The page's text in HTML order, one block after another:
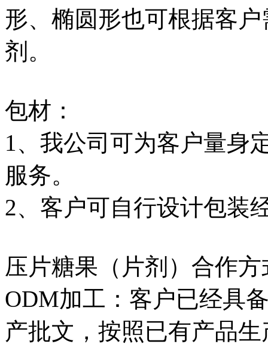
形、椭圆形也可根据客
剂。
包材：
1、我公司可为客户量身
服务。
2、客户可自行设计包装
压片糖果（片剂）合作方
ODM加工：客户已经具
产批文，按照已有产品